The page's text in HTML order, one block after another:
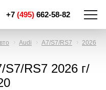
+7 (495) 662-58-82
Audi A7/S7/RS7 2026
RS7 2026 г/